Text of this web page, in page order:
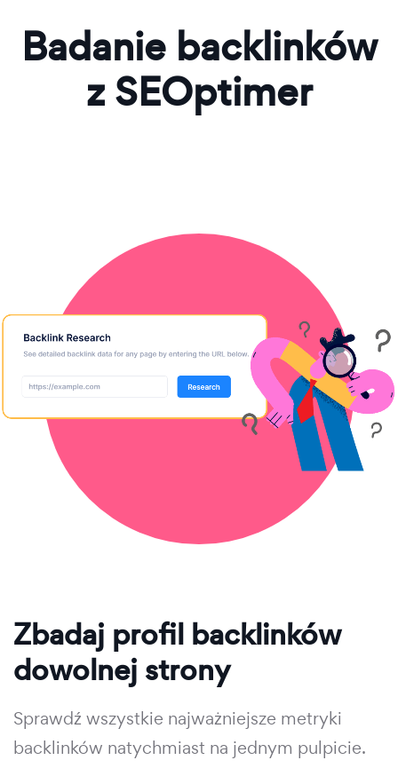
Badanie backlinków
z SEOptimer
Zbadaj profil backlinków
dowolnej strony
Sprawdź wszystkie najważniejsze metryki
backlinków natychmiast na jednym pulpicie.